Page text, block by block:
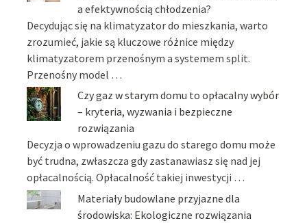
a efektywnością chłodzenia?
Decydując się na klimatyzator do mieszkania, warto
zrozumieć, jakie są kluczowe różnice między
klimatyzatorem przenośnym a systemem split.
Przenośny model …
Czy gaz w starym domu to opłacalny wybór
– kryteria, wyzwania i bezpieczne
rozwiązania
Decyzja o wprowadzeniu gazu do starego domu może
być trudna, zwłaszcza gdy zastanawiasz się nad jej
opłacalnością. Opłacalność takiej inwestycji …
Materiały budowlane przyjazne dla
środowiska: Ekologiczne rozwiązania